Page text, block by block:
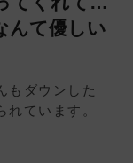
んて優しい
もダウンした
ています。